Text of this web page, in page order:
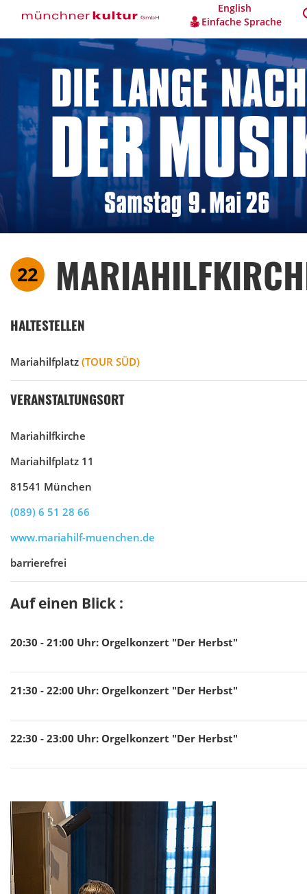
English
Einfache Sprache
22
HALTESTELLEN
Mariahilfplatz (TOUR SÜD)
VERANSTALTUNGSORT
Mariahilfkirche
Mariahilfplatz 11
81541 München
(089) 6 51 28 66
www.mariahilf-muenchen.de
barrierefrei
Auf einen Blick :
20:30 - 21:00 Uhr: Orgelkonzert "Der Herbst"
21:30 - 22:00 Uhr: Orgelkonzert "Der Herbst"
22:30 - 23:00 Uhr: Orgelkonzert "Der Herbst"